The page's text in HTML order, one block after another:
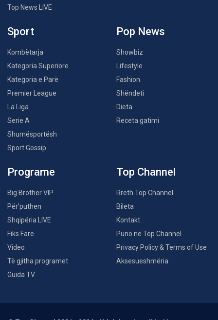
Top News LIVE
Sport
Kombëtarja
Kategoria Superiore
Kategoria e Parë
Premier League
La Liga
Serie A
Shumësportësh
Sport Gossip
Pop News
Showbiz
Lifestyle
Fashion
Shëndeti
Dieta
Receta gatimi
Programe
Big Brother VIP
Për’puthen
Shqipëria LIVE
Fiks Fare
Video
Të gjitha programet
Guida TV
Top Channel
Rreth Top Channel
Bileta
Kontakt
Puno në Top Channel
Privacy Policy & Terms of Use
Aksesueshmëria